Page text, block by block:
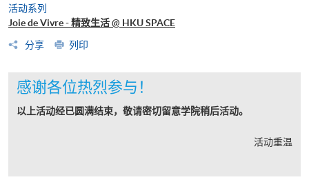
活动系列
Joie de Vivre - 精致生活 @ HKU SPACE
分享
列印
感谢各位热烈参与！
以上活动经已圆满结束，敬请密切留意学院稍后活动。
活动重温